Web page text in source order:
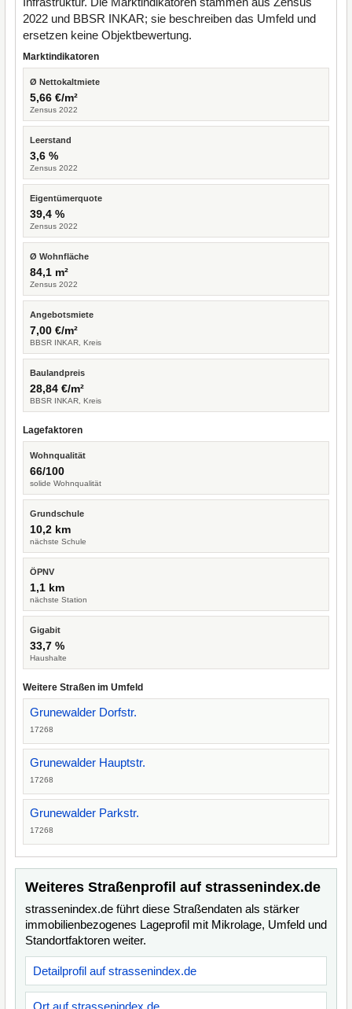
2022 und BBSR INKAR; sie beschreiben das Umfeld und
ersetzen keine Objektbewertung.
Marktindikatoren
Ø Nettokaltmiete
5,66 €/m²
Zensus 2022
Leerstand
3,6 %
Zensus 2022
Eigentümerquote
39,4 %
Zensus 2022
Ø Wohnfläche
84,1 m²
Zensus 2022
Angebotsmiete
7,00 €/m²
BBSR INKAR, Kreis
Baulandpreis
28,84 €/m²
BBSR INKAR, Kreis
Lagefaktoren
Wohnqualität
66/100
solide Wohnqualität
Grundschule
10,2 km
nächste Schule
ÖPNV
1,1 km
nächste Station
Gigabit
33,7 %
Haushalte
Weitere Straßen im Umfeld
Grunewalder Dorfstr.
17268
Grunewalder Hauptstr.
17268
Grunewalder Parkstr.
17268
Weiteres Straßenprofil auf strassenindex.de
strassenindex.de führt diese Straßendaten als stärker
immobilienbezogenes Lageprofil mit Mikrolage, Umfeld und
Standortfaktoren weiter.
Detailprofil auf strassenindex.de
Ort auf strassenindex.de